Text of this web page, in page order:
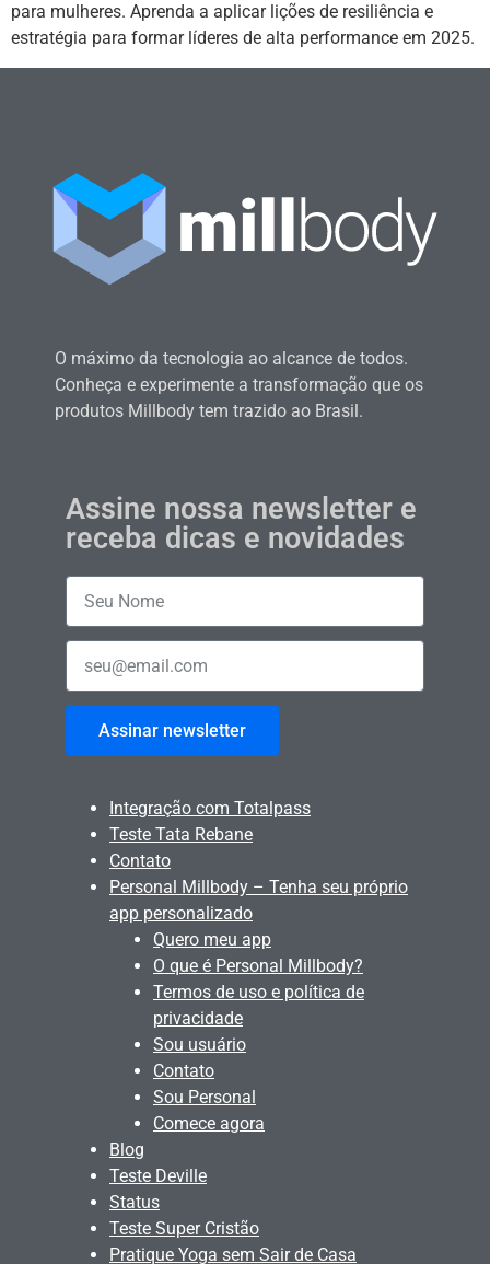
para mulheres. Aprenda a aplicar lições de resiliência e
estratégia para formar líderes de alta performance em 2025.
O máximo da tecnologia ao alcance de todos.
Conheça e experimente a transformação que os
produtos Millbody tem trazido ao Brasil.
Assine nossa newsletter e
receba dicas e novidades
Assinar newsletter
Integração com Totalpass
Teste Tata Rebane
Contato
Personal Millbody – Tenha seu próprio
app personalizado
Quero meu app
O que é Personal Millbody?
Termos de uso e política de
privacidade
Sou usuário
Contato
Sou Personal
Comece agora
Blog
Teste Deville
Status
Teste Super Cristão
Pratique Yoga sem Sair de Casa